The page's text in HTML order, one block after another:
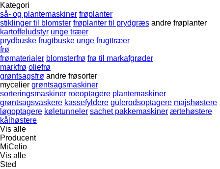
Kategori
så- og plantemaskiner frøplanter
stiklinger til blomster frøplanter til prydgræs andre frøplanter
kartoffeludstyr unge træer
prydbuske frugtbuske unge frugttræer
frø
frømaterialer blomsterfrø frø til markafgrøder
markfrø oliefrø
grøntsagsfrø andre frøsorter
mycelier grøntsagsmaskiner
sorteringsmaskiner roeoptagere plantemaskiner
grøntsagsvaskere kassefyldere gulerodsoptagere majshøstere
løgoptagere køletunneler sachet pakkemaskiner ærtehøstere
kålhøstere
Vis alle
Producent
MiCelio
Vis alle
Sted